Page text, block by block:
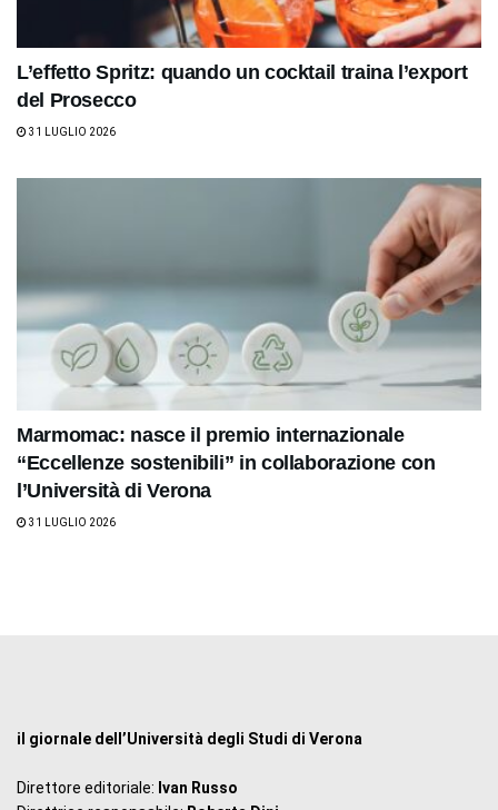
L’effetto Spritz: quando un cocktail traina l’export
del Prosecco
31 LUGLIO 2026
Marmomac: nasce il premio internazionale
“Eccellenze sostenibili” in collaborazione con
l’Università di Verona
31 LUGLIO 2026
il giornale dell’Università degli Studi di Verona
Direttore editoriale: Ivan Russo